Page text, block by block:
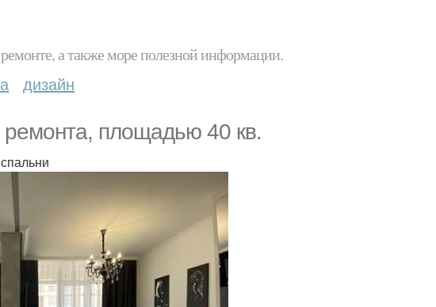
а также море полезной информации.
дизайн
ремонта, площадью 40 кв.